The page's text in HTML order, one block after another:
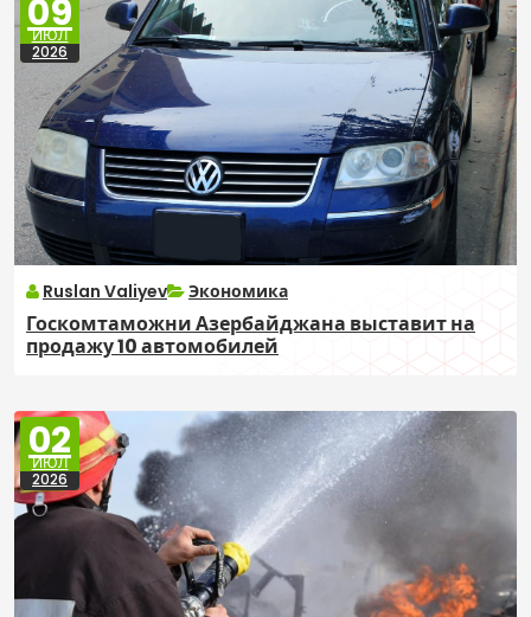
09
ИЮЛ
2026
Ruslan Valiyev Экономика
Госкомтаможни Азербайджана выставит на
продажу 10 автомобилей
02
ИЮЛ
2026